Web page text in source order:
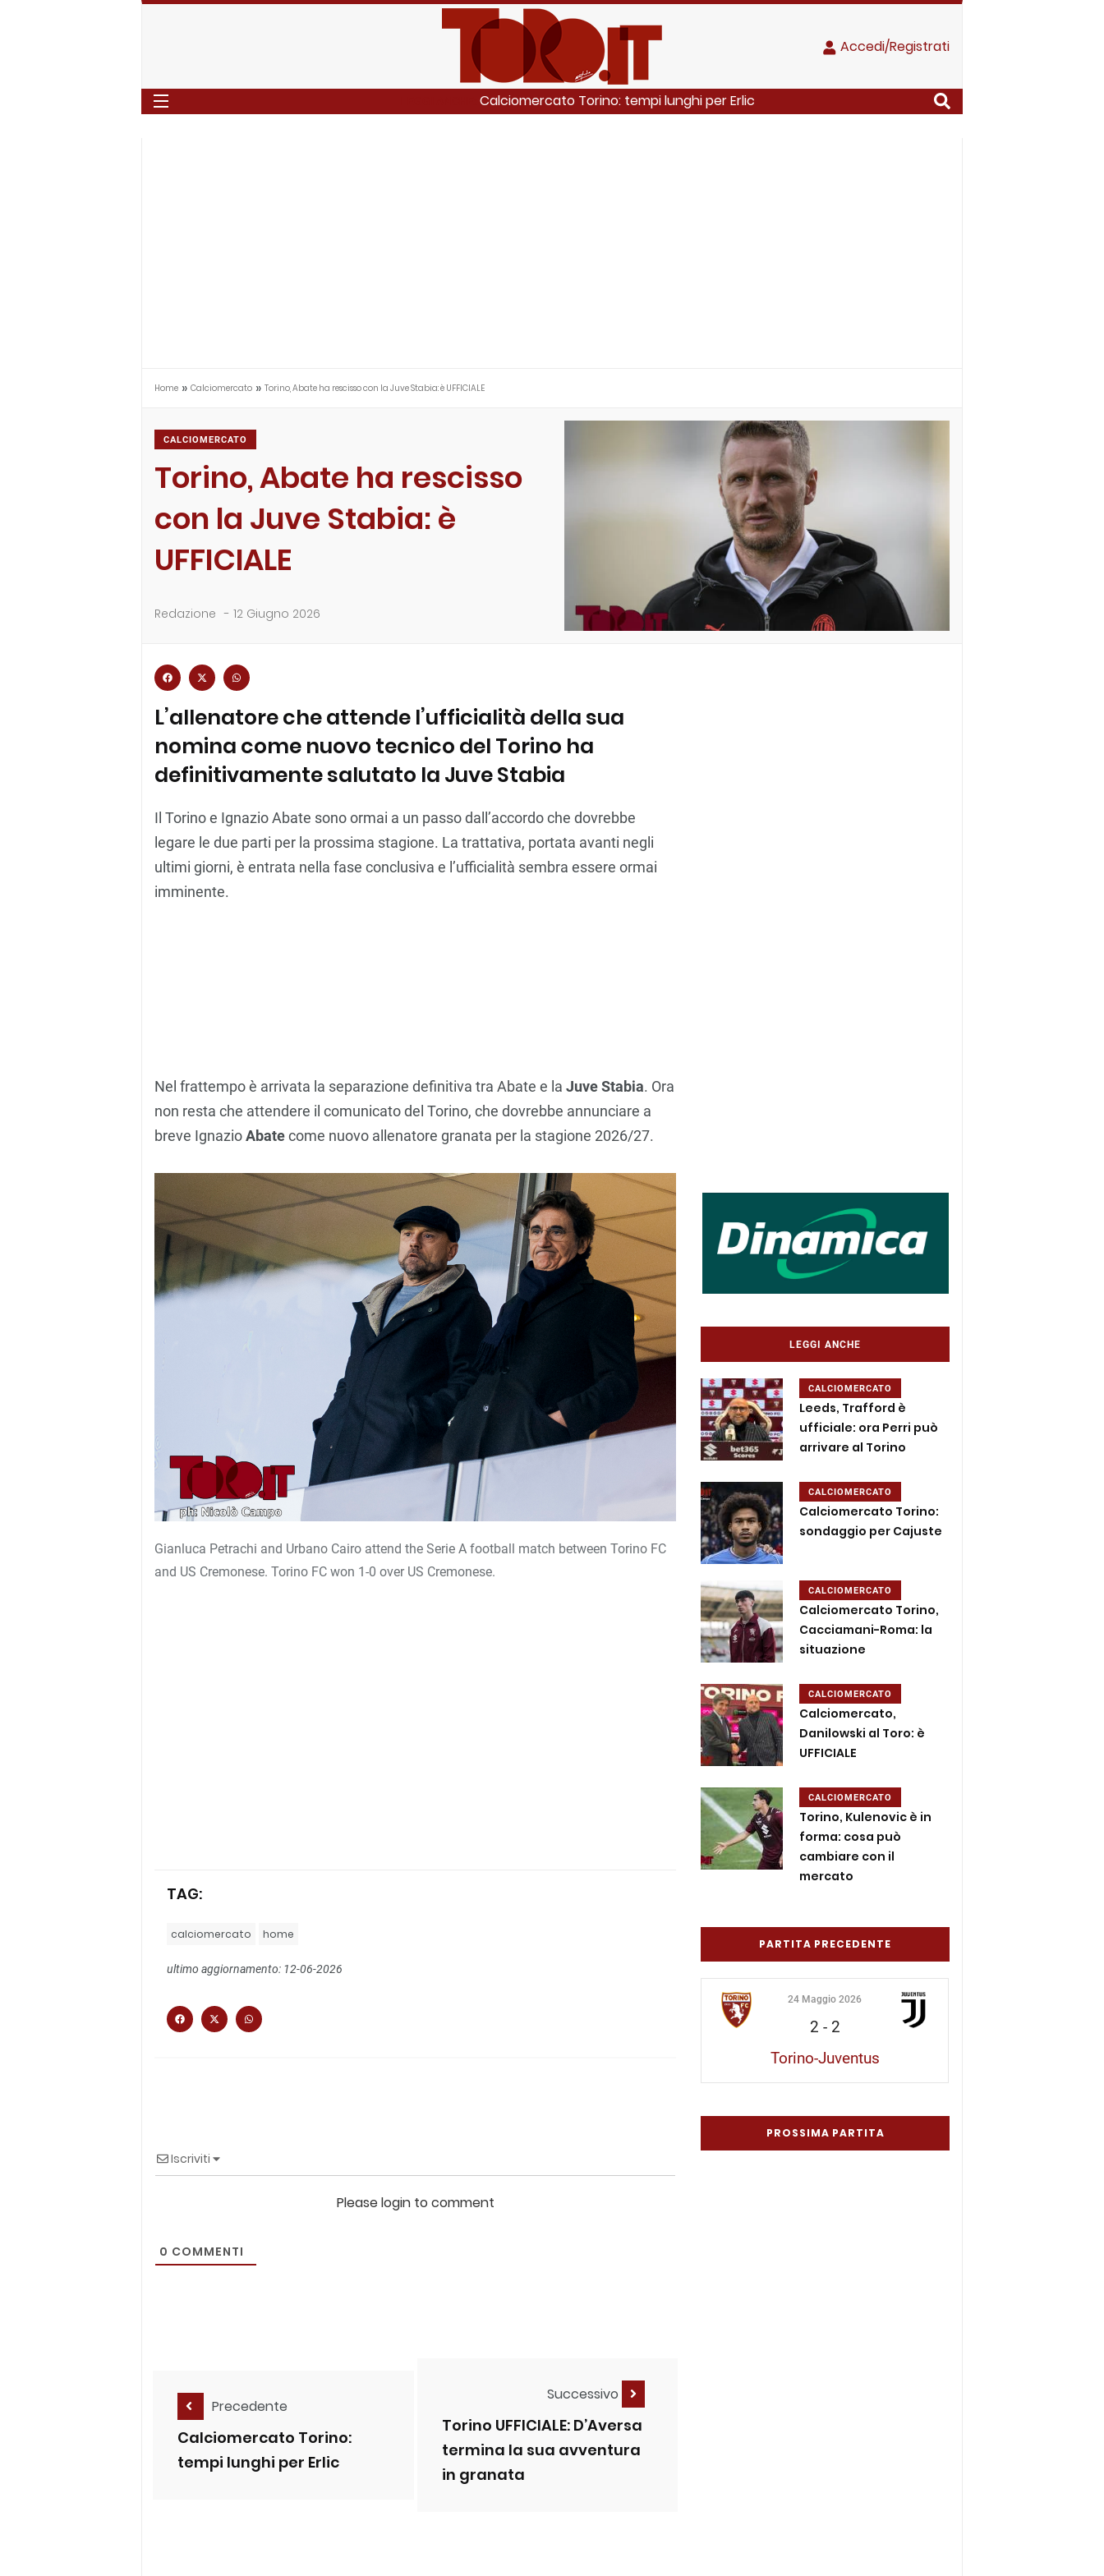
Accedi/Registrati
Calciomercato Torino: tempi lunghi per Erlic
Home » Calciomercato » Torino, Abate ha rescisso con la Juve Stabia: è UFFICIALE
CALCIOMERCATO
Torino, Abate ha rescisso
con la Juve Stabia: è
UFFICIALE
Redazione - 12 Giugno 2026
L’allenatore che attende l’ufficialità della sua
nomina come nuovo tecnico del Torino ha
definitivamente salutato la Juve Stabia
Il Torino e Ignazio Abate sono ormai a un passo dall’accordo che dovrebbe
legare le due parti per la prossima stagione. La trattativa, portata avanti negli
ultimi giorni, è entrata nella fase conclusiva e l’ufficialità sembra essere ormai
imminente.
Nel frattempo è arrivata la separazione definitiva tra Abate e la Juve Stabia. Ora
non resta che attendere il comunicato del Torino, che dovrebbe annunciare a
breve IgnazioAbatecome nuovo allenatore granata per la stagione 2026/27.
Gianluca Petrachi and Urbano Cairo attend the Serie A football match between Torino FC
and US Cremonese. Torino FC won 1-0 over US Cremonese.
TAG:
calciomercato home
ultimo aggiornamento: 12-06-2026
Iscriviti
Please login to comment
0 COMMENTI
Precedente
Calciomercato Torino:
tempi lunghi per Erlic
Successivo
Torino UFFICIALE: D’Aversa
termina la sua avventura
in granata
LEGGI ANCHE
CALCIOMERCATO
Leeds, Trafford è
ufficiale: ora Perri può
arrivare al Torino
CALCIOMERCATO
Calciomercato Torino:
sondaggio per Cajuste
CALCIOMERCATO
Calciomercato Torino,
Cacciamani-Roma: la
situazione
CALCIOMERCATO
Calciomercato,
Danilowski al Toro: è
UFFICIALE
CALCIOMERCATO
Torino, Kulenovic è in
forma: cosa può
cambiare con il
mercato
PARTITA PRECEDENTE
24 Maggio 2026
2 - 2
Torino-Juventus
PROSSIMA PARTITA